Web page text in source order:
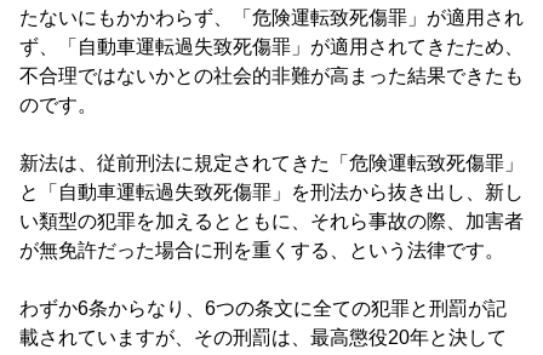
たないにもかかわらず、「危険運転致死傷罪」が適用され
ず、「自動車運転過失致死傷罪」が適用されてきたため、
不合理ではないかとの社会的非難が高まった結果できたも
のです。
新法は、従前刑法に規定されてきた「危険運転致死傷罪」
と「自動車運転過失致死傷罪」を刑法から抜き出し、新し
い類型の犯罪を加えるとともに、それら事故の際、加害者
が無免許だった場合に刑を重くする、という法律です。
わずか6条からなり、6つの条文に全ての犯罪と刑罰が記
載されていますが、その刑罰は、最高懲役20年と決して